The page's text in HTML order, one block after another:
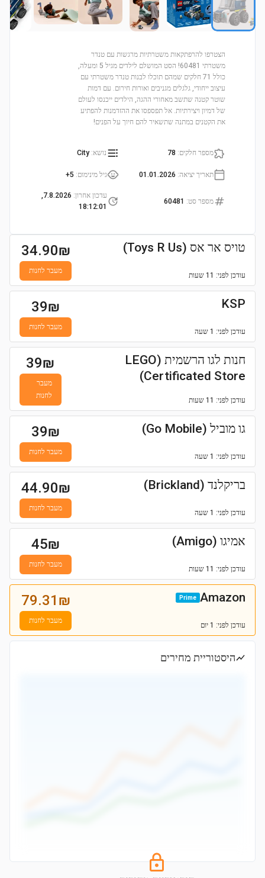
הצטרפו להרפתקאות משטרתיות מרגשות עם טנדר
משטרתי 60481! הסט המושלם לילדים מגיל 5 ומעלה,
כולל 71 חלקים שמהם תוכלו לבנות טנדר משטרתי עם
עיצוב ייחודי, גלגלים מגניבים ואורות חירום. עם דמות
שוטר קטנה שתשב מאחורי ההגה, הילדים ייכנסו לעולם
של דמיון ויצירתיות. אל תפספסו את ההזדמנות להפתיע
את הקטנים במתנה שתשאיר להם חיוך על הפנים!
מספר חלקים:
78 נושא:
City
תאריך יציאה:
01.01.2026 גיל מינימום:
5+
מספר סט:
60481
עדכון אחרון:
7.8.2026,
18:12:01
טויס אר אס (Toys R Us)
עודכן לפני: 11 שעות
34.90₪
מעבר לחנות
KSP
עודכן לפני: 1 שעה
39₪
מעבר לחנות
חנות לגו הרשמית (LEGO
Certificated Store)
עודכן לפני: 11 שעות
39₪
מעבר
לחנות
גו מוביל (Go Mobile)
עודכן לפני: 1 שעה
39₪
מעבר לחנות
בריקלנד (Brickland)
עודכן לפני: 1 שעה
44.90₪
מעבר לחנות
אמיגו (Amigo)
עודכן לפני: 11 שעות
45₪
מעבר לחנות
Amazon
Prime
עודכן לפני: 1 יום
79.31 ₪
מעבר לחנות
היסטוריית מחירים